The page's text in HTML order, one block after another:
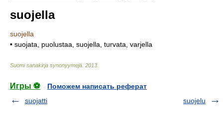
suojella
suojella
• suojata, puolustaa, suojella, turvata, varjella
Suomi sanakirja synonyymejä 2013
Игры ⚽
Поможем написать реферат
suojatti
suojelu